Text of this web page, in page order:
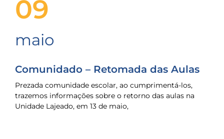
09
maio
Comunidado – Retomada das Aulas
Prezada comunidade escolar, ao cumprimentá-los,
trazemos informações sobre o retorno das aulas na
Unidade Lajeado, em 13 de maio,